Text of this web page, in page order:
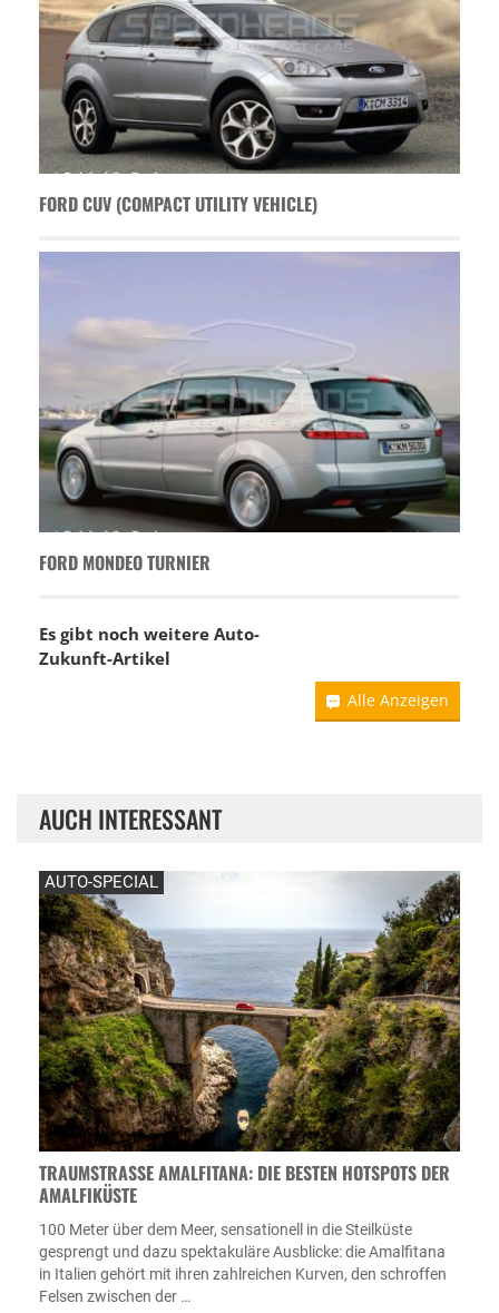
FORD CUV (COMPACT UTILITY VEHICLE)
FORD MONDEO TURNIER
Es gibt noch weitere Auto-
Zukunft-Artikel
Alle Anzeigen
AUCH INTERESSANT
AUTO-SPECIAL
TRAUMSTRASSE AMALFITANA: DIE BESTEN HOTSPOTS DER A
MALFIKÜSTE
100 Meter über dem Meer, sensationell in die Steilküste
gesprengt und dazu spektakuläre Ausblicke: die Amalfitana
in Italien gehört mit ihren zahlreichen Kurven, den schroffen
Felsen zwischen der …